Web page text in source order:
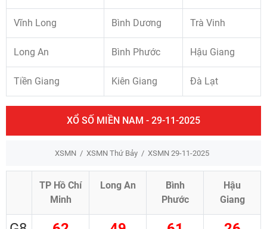
Vĩnh Long Bình Dương Trà Vinh
Long An Bình Phước Hậu Giang
Tiền Giang Kiên Giang Đà Lạt
XỔ SỐ MIỀN NAM - 29-11-2025
XSMN XSMN Thứ Bảy XSMN 29-11-2025
TP Hồ Chí
Minh
Long An
Bình
Phước
Hậu
Giang